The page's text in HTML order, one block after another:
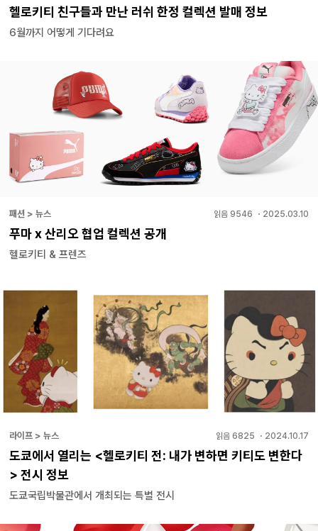
헬로키티 친구들과 만난 러쉬 한정 컬렉션 발매 정보
6월까지 어떻게 기다려요
패션 > 뉴스 읽음 9546 ・ 2025.03.10
푸마 x 산리오 협업 컬렉션 공개
헬로키티 & 프렌즈
라이프 > 뉴스 읽음 6825 ・ 2024.10.17
도쿄에서 열리는 <헬로키티 전: 내가 변하면 키티도 변한다
> 전시 정보
도쿄국립박물관에서 개최되는 특별 전시